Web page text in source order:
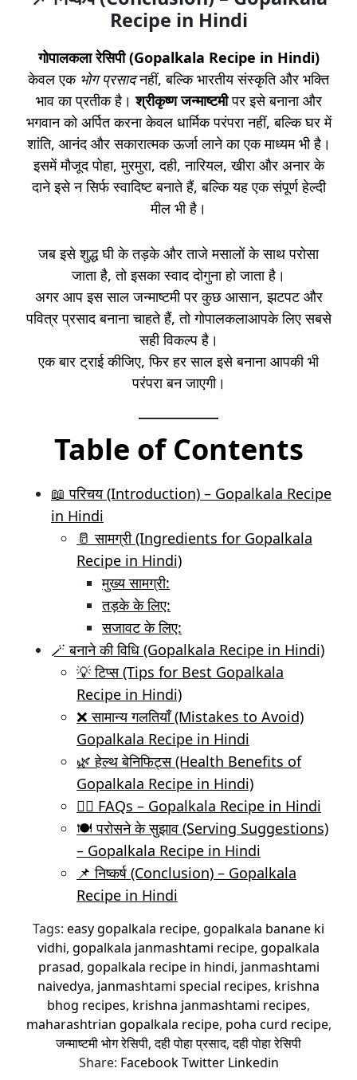
Recipe in Hindi
गोपालकला रेसिपी (Gopalkala Recipe in Hindi)
केवल एक भोग प्रसादनहीं, बल्कि भारतीय संस्कृति और भक्ति
भाव का प्रतीक है।श्रीकृष्ण जन्माष्टमीपर इसे बनाना और
भगवान को अर्पित करना केवल धार्मिक परंपरा नहीं, बल्कि घर में
शांति, आनंद और सकारात्मक ऊर्जा लाने का एक माध्यम भी है।
इसमें मौजूद पोहा, मुरमुरा, दही, नारियल, खीरा और अनार के
दाने इसे न सिर्फ स्वादिष्ट बनाते हैं, बल्कि यह एक संपूर्ण हेल्दी
मील भी है।
जब इसे शुद्ध घी के तड़के और ताजे मसालों के साथ परोसा
जाता है, तो इसका स्वाद दोगुना हो जाता है।
अगर आप इस साल जन्माष्टमी पर कुछ आसान, झटपट और
पवित्र प्रसाद बनाना चाहते हैं, तो गोपालकलाआपके लिए सबसे
सही विकल्प है।
एक बार ट्राई कीजिए, फिर हर साल इसे बनाना आपकी भी
परंपरा बन जाएगी।
Table of Contents
📖 परिचय (Introduction) – Gopalkala Recipe
in Hindi
🥛 सामग्री (Ingredients for Gopalkala
Recipe in Hindi)
मुख्य सामग्री:
तड़के के लिए:
सजावट के लिए:
🪄 बनाने की विधि (Gopalkala Recipe in Hindi)
💡 टिप्स (Tips for Best Gopalkala
Recipe in Hindi)
❌ सामान्य गलतियाँ (Mistakes to Avoid)
Gopalkala Recipe in Hindi
🌿 हेल्थ बेनिफिट्स (Health Benefits of
Gopalkala Recipe in Hindi)
🙋‍♀️ FAQs – Gopalkala Recipe in Hindi
🍽️ परोसने के सुझाव (Serving Suggestions)
– Gopalkala Recipe in Hindi
📌 निष्कर्ष (Conclusion) – Gopalkala
Recipe in Hindi
Tags: easy gopalkala recipe, gopalkala banane ki
vidhi, gopalkala janmashtami recipe, gopalkala
prasad, gopalkala recipe in hindi, janmashtami
naivedya, janmashtami special recipes, krishna
bhog recipes, krishna janmashtami recipes,
maharashtrian gopalkala recipe, poha curd recipe,
जन्माष्टमी भोग रेसिपी,दही पोहा प्रसाद,दही पोहा रेसिपी
Share: Facebook Twitter Linkedin